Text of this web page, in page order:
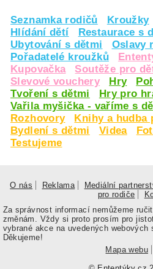
Seznamka rodičů Kroužky
Hlídání dětí
Restaurace s
Ubytování s dětmi
Oslavy
Pořadatelé kroužků
Kupovačka
Soutěže pro
Slevové vouchery
Hry
Tvoření s dětmi
Hry pro
Vařila myšička - vaříme s
Rozhovory
Knihy a hudba
Bydlení s dětmi
Videa
Testujeme
O nás Reklama Mediální
pro rodiče
Za správnost informací nemůžeme
změnám. Vždy si proto prosím pro
vybrané akce na uvedených webových
Děkujeme!
Mapa webu